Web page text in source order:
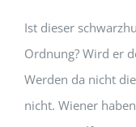
Ist dieser
Ordnung? Wird er
Werden da nicht
nicht. Wiener